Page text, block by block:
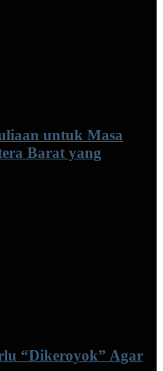
untuk Masa
Barat yang
“Dikeroyok” Agar